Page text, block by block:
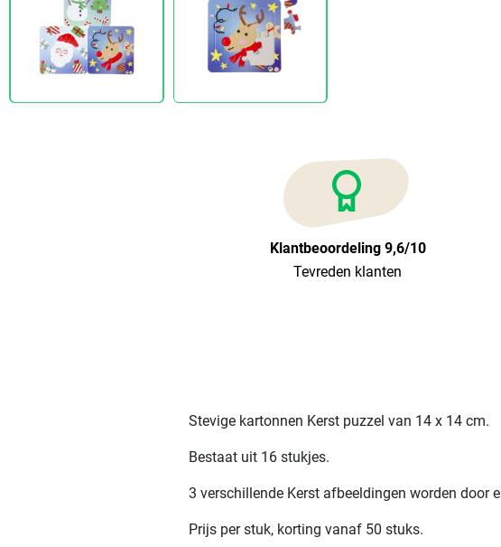
Klantbeoordeling 9,6/10
Tevreden klanten
Stevige kartonnen Kerst puzzel van 14 x 14 cm.
Bestaat uit 16 stukjes.
3 verschillende Kerst afbeeldingen worden door
Prijs per stuk, korting vanaf 50 stuks.